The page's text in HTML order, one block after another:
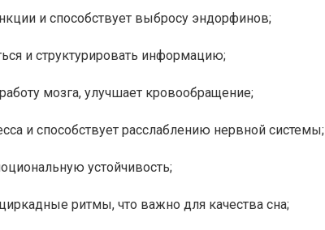
и способствует выбросу эндорфинов;
и структурировать информацию;
мозга, улучшает кровообращение;
и способствует расслаблению нервной системы;
устойчивость;
ритмы, что важно для качества сна;